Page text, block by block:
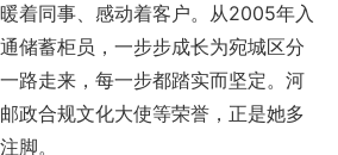
着同事、感动着客户。从2005年入
储蓄柜员，一步步成长为宛城区分
路走来，每一步都踏实而坚定。河
政合规文化大使等荣誉，正是她多
脚。